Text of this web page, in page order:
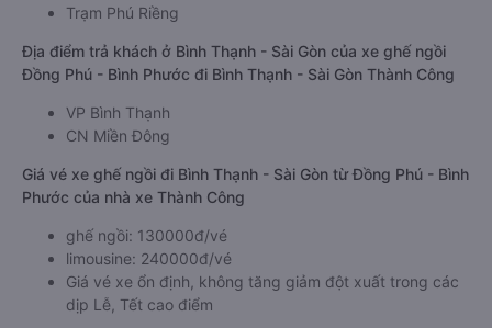
Trạm Phú Riềng
Địa điểm trả khách ở Bình Thạnh - Sài Gòn của xe ghế ngồi
Đồng Phú - Bình Phước đi Bình Thạnh - Sài Gòn Thành Công
VP Bình Thạnh
CN Miền Đông
Giá vé xe ghế ngồi đi Bình Thạnh - Sài Gòn từ Đồng Phú - Bình
Phước của nhà xe Thành Công
ghế ngồi: 130000đ/vé
limousine: 240000đ/vé
Giá vé xe ổn định, không tăng giảm đột xuất trong các
dịp Lễ, Tết cao điểm